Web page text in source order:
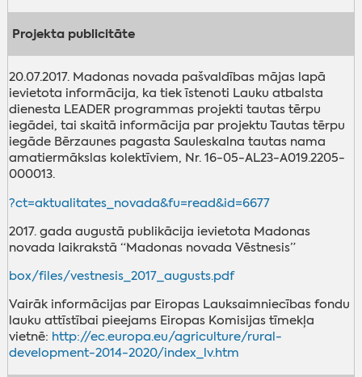
Projekta publicitāte
20.07.2017. Madonas novada pašvaldības mājas lapā
ievietota informācija, ka tiek īstenoti Lauku atbalsta
dienesta LEADER programmas projekti tautas tērpu
iegādei, tai skaitā informācija par projektu Tautas tērpu
iegāde Bērzaunes pagasta Sauleskalna tautas nama
amatiermākslas kolektīviem, Nr. 16-05-AL23-A019.2205-
000013.
?ct=aktualitates_novada&fu=read&id=6677
2017. gada augustā publikācija ievietota Madonas
novada laikrakstā “Madonas novada Vēstnesis”
box/files/vestnesis_2017_augusts.pdf
Vairāk informācijas par Eiropas Lauksaimniecības fondu
lauku attīstībai pieejams Eiropas Komisijas tīmekļa
vietnē: http://ec.europa.eu/agriculture/rural-
development-2014-2020/index_lv.htm